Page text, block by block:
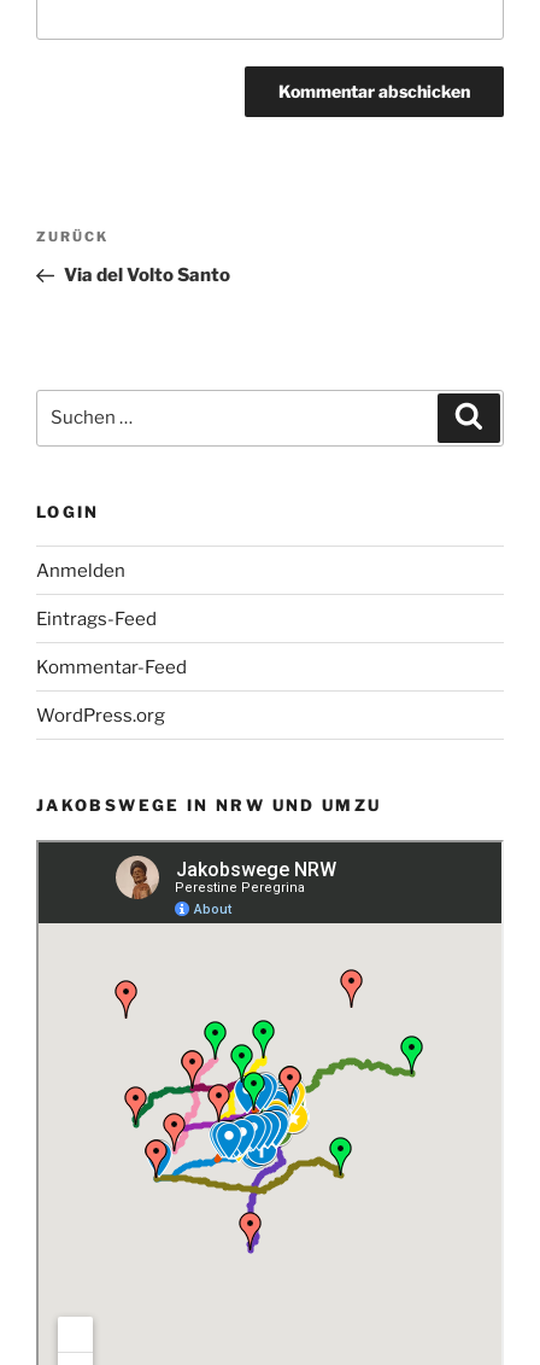
Beitragsnavigation
Vorheriger
Beitrag
ZURÜCK
Via del Volto Santo
nach:
LOGIN
Anmelden
Eintrags-Feed
Kommentar-Feed
WordPress.org
JAKOBSWEGE IN NRW UND UMZU